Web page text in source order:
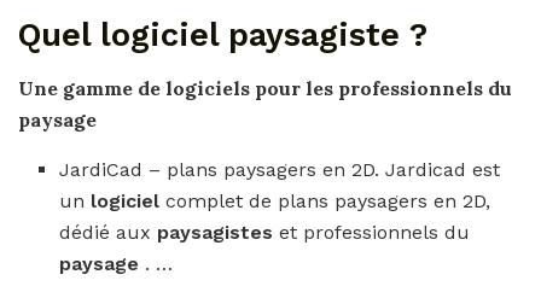
Quel logiciel paysagiste ?
Une gamme de logiciels pour les professionnels du
paysage
JardiCad – plans paysagers en 2D. Jardicad est
un logicielcomplet de plans paysagers en 2D,
dédié aux paysagisteset professionnels du
paysage . …